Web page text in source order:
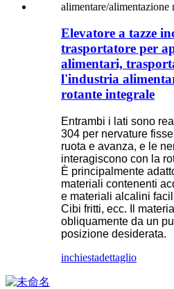
Elevatore a tazze
trasportatore per
alimentari,
l'industria
rotante integrale
Entrambi i lati sono
304 per nervature
ruota e avanza, e le
interagiscono con la
È principalmente
materiali contenenti
e materiali alcalini
Cibi fritti, ecc. Il
obliquamente da un
posizione desiderata.
inchiestadettaglio